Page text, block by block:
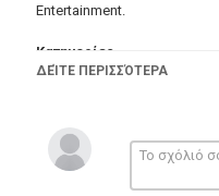
Entertainment.
Κατηγορίες
Eng Music
ΔΕΊΤΕ ΠΕΡΙΣΣΌΤΕΡΑ